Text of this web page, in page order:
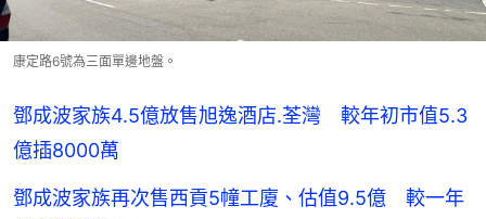
康定路6號為三面單邊地盤。
鄧成波家族4.5億放售旭逸酒店.荃灣 較年初市值5.3
億插8000萬
鄧成波家族再次售西貢5幢工廈、估值9.5億 較一年